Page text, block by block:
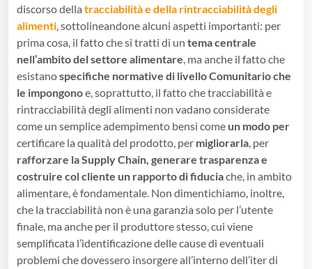
discorso della tracciabilità e della rintracciabilità degli
alimenti, sottolineandone alcuni aspetti importanti: per
prima cosa, il fatto che si tratti di un tema centrale
nell’ambito del settore alimentare, ma anche il fatto che
esistanospecifiche normative di livello Comunitario che
le impongonoe, soprattutto, il fatto che tracciabilità e
rintracciabilità degli alimenti non vadano considerate
come un semplice adempimento bensì come un modo per
certificare la qualità del prodotto, per migliorarla, per
rafforzare la Supply Chain, generare trasparenza e
costruire col cliente un rapporto di fiduciache, in ambito
alimentare, è fondamentale. Non dimentichiamo, inoltre,
che la tracciabilità non è una garanzia solo per l’utente
finale, ma anche per il produttore stesso, cui viene
semplificata l’identificazione delle cause di eventuali
problemi che dovessero insorgere all’interno dell’iter di